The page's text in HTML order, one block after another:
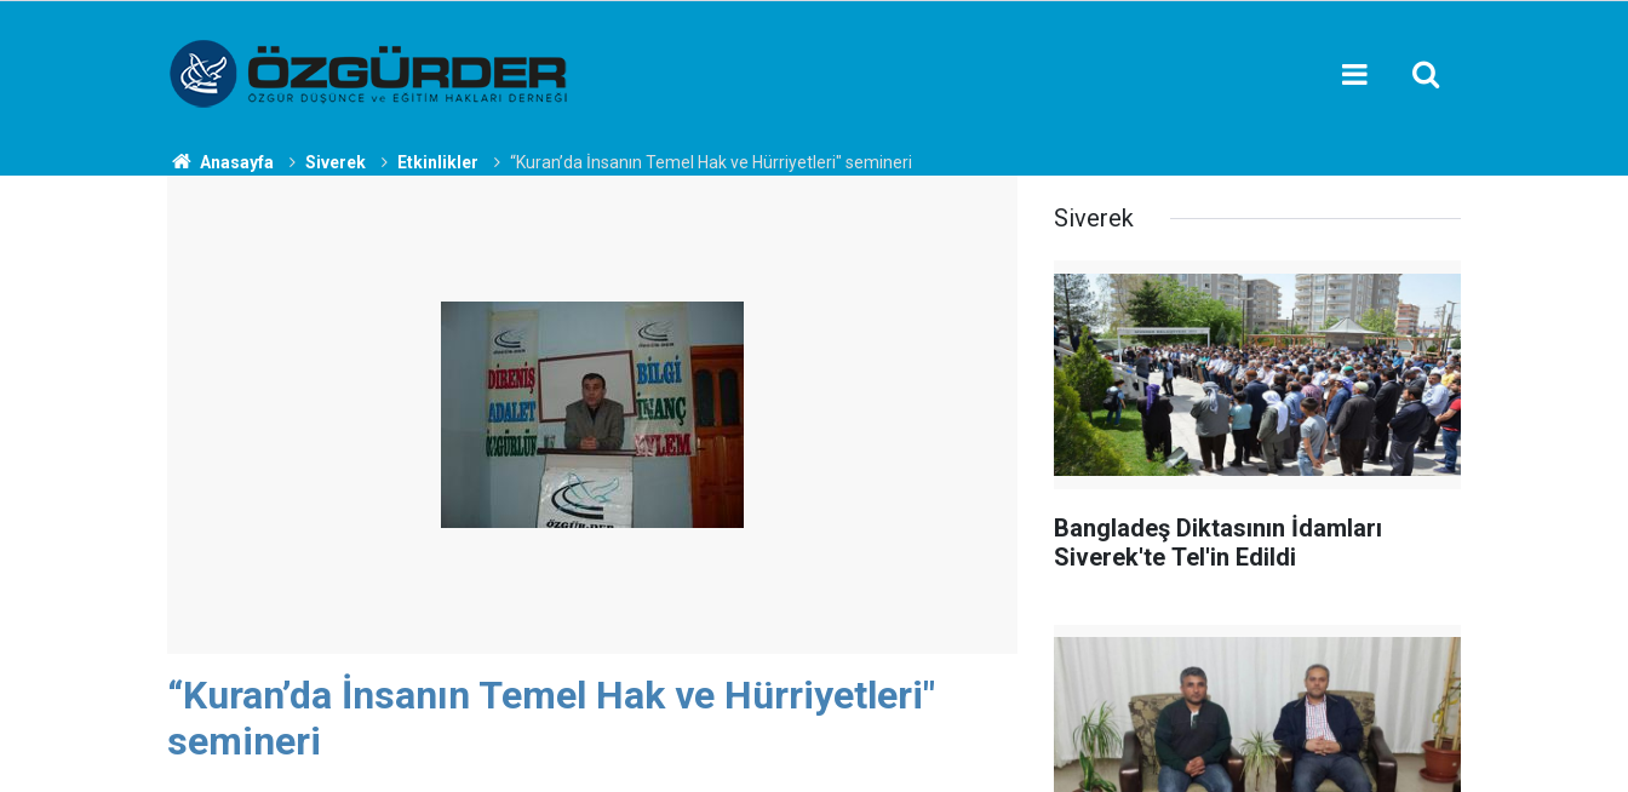
Anasayfa Siverek Etkinlikler “Kuran’da İnsanın Temel Hak ve Hürriyetleri" semineri
“Kuran’da İnsanın Temel Hak ve Hürriyetleri"
semineri
Siverek
Bangladeş Diktasının İdamları
Siverek'te Tel'in Edildi